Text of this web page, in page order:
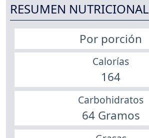
RESUMEN NUTRICIONAL
Por porción
Calorías
164
Carbohidratos
64 Gramos